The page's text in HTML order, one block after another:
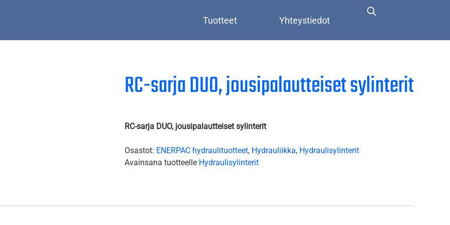
Tuotteet Yhteystiedot
RC-sarja DUO, jousipalautteiset sylinterit
RC-sarja DUO, jousipalautteiset sylinterit
Osastot: ENERPAC hydraulituotteet, Hydrauliikka, Hydraulisylinterit
Avainsana tuotteelle Hydraulisylinterit